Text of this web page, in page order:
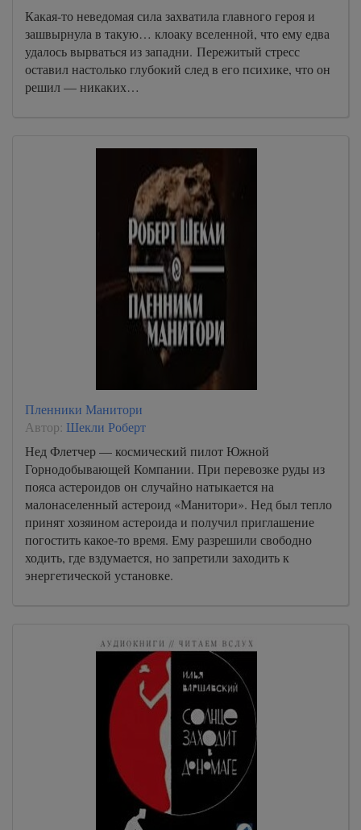
Какая-то неведомая сила захватила главного героя и
зашвырнула в такую… клоаку вселенной, что ему едва
удалось вырваться из западни. Пережитый стресс
оставил настолько глубокий след в его психике, что он
решил — никаких…
Пленники Манитори
Автор: Шекли Роберт
Нед Флетчер — космический пилот Южной
Горнодобывающей Компании. При перевозке руды из
пояса астероидов он случайно натыкается на
малонаселенный астероид «Манитори». Нед был тепло
принят хозяином астероида и получил приглашение
погостить какое-то время. Ему разрешили свободно
ходить, где вздумается, но запретили заходить к
энергетической установке.